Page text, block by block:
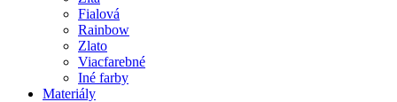
Fialová
Rainbow
Zlato
Viacfarebné
Iné farby
Materiály